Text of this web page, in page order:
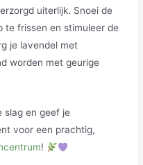
uiterlijk. Snoei de
te frissen en stimuleer de
je lavendel met
worden met geurige
slag en geef je
voor een prachtig,
!